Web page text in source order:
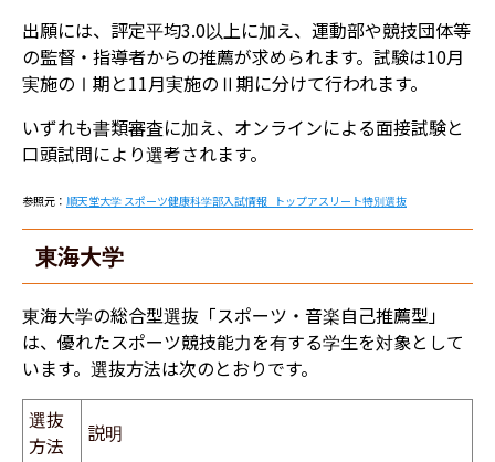
出願には、評定平均3.0以上に加え、運動部や競技団体等
の監督・指導者からの推薦が求められます。試験は10月
実施のⅠ期と11月実施のⅡ期に分けて行われます。
いずれも書類審査に加え、オンラインによる面接試験と
口頭試問により選考されます。
参照元： 順天堂大学 スポーツ健康科学部入試情報_トップアスリート特別選抜
東海大学
東海大学の総合型選抜「スポーツ・音楽自己推薦型」
は、優れたスポーツ競技能力を有する学生を対象として
います。選抜方法は次のとおりです。
選抜
方法
説明